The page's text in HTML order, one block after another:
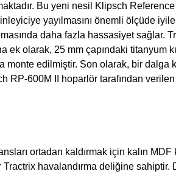
Bu yeni nesil Klipsch Reference
yayılmasını önemli ölçüde
daha fazla hassasiyet sağlar.
ek olarak, 25 mm çapındaki titanyum
edilmiştir. Son olarak, bir dalga
600M II hoparlör tarafından verilen
ortadan kaldırmak için kalın MDF
havalandırma deliğine sahiptir.